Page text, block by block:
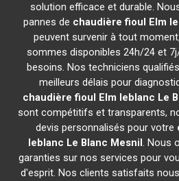
solution efficace et durable.
pannes de chaudière fioul Elm
peuvent survenir à tout
sommes disponibles 24h/24 et
besoins. Nos techniciens
meilleurs délais pour
chaudière fioul Elm leblanc Le
sont compétitifs et transparents,
devis personnalisés pour votre
leblanc Le Blanc Mesnil. Nous
garanties sur nos services pour
d'esprit. Nos clients satisfaits